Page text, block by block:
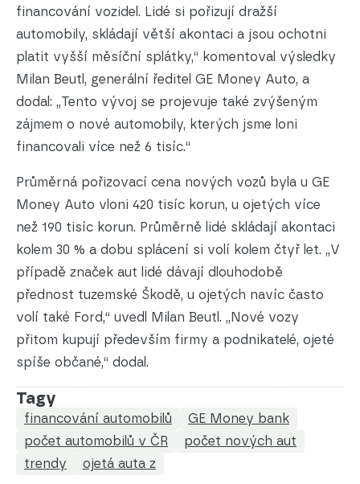
financování vozidel. Lidé si pořizují dražší
automobily, skládají větší akontaci a jsou ochotni
platit vyšší měsíční splátky,“ komentoval výsledky
Milan Beutl, generální ředitel GE Money Auto, a
dodal: „Tento vývoj se projevuje také zvýšeným
zájmem o nové automobily, kterých jsme loni
financovali více než 6 tisíc.“
Průměrná pořizovací cena nových vozů byla u GE
Money Auto vloni 420 tisíc korun, u ojetých více
než 190 tisíc korun. Průměrně lidé skládají akontaci
kolem 30 % a dobu splácení si volí kolem čtyř let. „V
případě značek aut lidé dávají dlouhodobě
přednost tuzemské Škodě, u ojetých navíc často
volí také Ford,“ uvedl Milan Beutl. „Nové vozy
přitom kupují především firmy a podnikatelé, ojeté
spíše občané,“ dodal.
Tagy
financování automobilů
GE Money bank
počet automobilů v ČR
počet nových aut
trendy
ojetá auta z